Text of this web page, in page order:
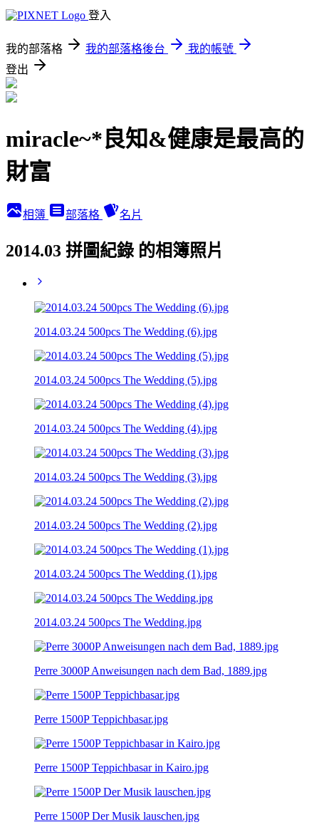
登入
我的部落格 我的部落格後台
我的帳號
登出
miracle~*良知&健康是最高的
財富
相簿 部落格 名片
2014.03 拼圖紀錄 的相簿照片
2014.03.24 500pcs The Wedding (6).jpg
2014.03.24 500pcs The Wedding (5).jpg
2014.03.24 500pcs The Wedding (4).jpg
2014.03.24 500pcs The Wedding (3).jpg
2014.03.24 500pcs The Wedding (2).jpg
2014.03.24 500pcs The Wedding (1).jpg
2014.03.24 500pcs The Wedding.jpg
Perre 3000P Anweisungen nach dem Bad, 1889.jpg
Perre 1500P Teppichbasar.jpg
Perre 1500P Teppichbasar in Kairo.jpg
Perre 1500P Der Musik lauschen.jpg